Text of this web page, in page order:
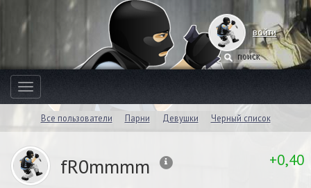
войти
Toggle
navigation
Все пользователи Парни Девушки Черный список
fR0mmmm +0,40